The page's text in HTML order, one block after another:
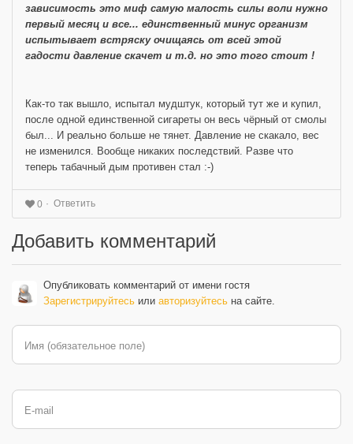
зависимость это миф самую малость силы воли нужно
первый месяц и все... единственный минус организм
испытывает встряску очищаясь от всей этой
гадости давление скачет и т.д. но это того стоит !
Как-то так вышло, испытал мудштук, который тут же и купил,
после одной единственной сигареты он весь чёрный от смолы
был... И реально больше не тянет. Давление не скакало, вес
не изменился. Вообще никаких последствий. Разве что
теперь табачный дым противен стал :-)
0 Ответить
Добавить комментарий
Опубликовать комментарий от имени гостя
Зарегистрируйтесь или авторизуйтесь на сайте.
Имя (обязательное поле)
E-mail